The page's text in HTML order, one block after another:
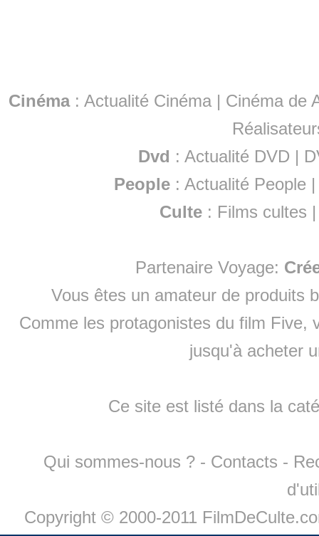
Cinéma: Actualité Cinéma | Cinéma de
Dvd : Actualité DVD |
People :Actualité People
Culte : Films cultes
Partenaire Voyage:
Vous êtes un amateur de produits
Comme les protagonistes du film Five,
jusqu'à acheter
Ce site est listé dans la
Qui sommes-nous ? - Contacts -
Copyright © 2000-2011